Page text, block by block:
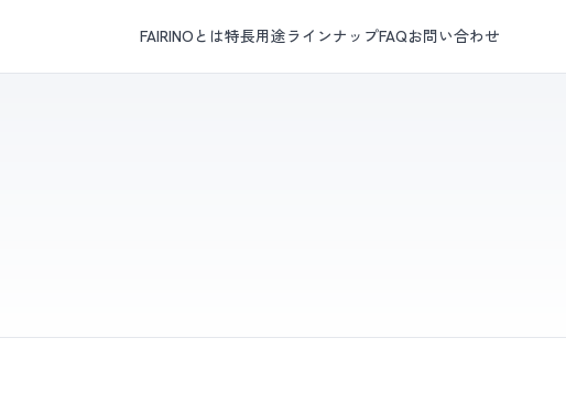
FAIRINOとは特長用途ラインナップFAQお問い合わせ